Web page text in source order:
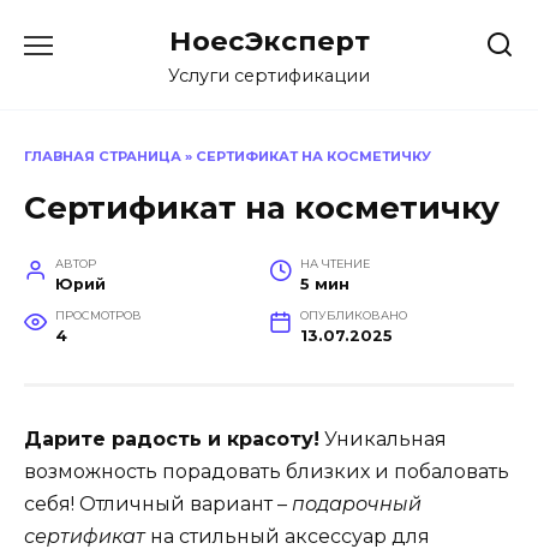
НоесЭксперт
Услуги сертификации
ГЛАВНАЯ СТРАНИЦА » СЕРТИФИКАТ НА КОСМЕТИЧКУ
Сертификат на косметичку
АВТОР
Юрий
НА ЧТЕНИЕ
5 мин
ПРОСМОТРОВ
4
ОПУБЛИКОВАНО
13.07.2025
Дарите радость и красоту! Уникальная
возможность порадовать близких и побаловать
себя! Отличный вариант – подарочный
сертификатна стильный аксессуар для